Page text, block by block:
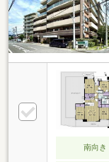
南向き